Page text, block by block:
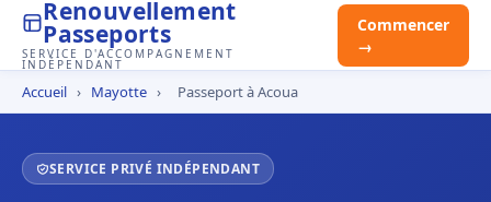
Renouvellement
Passeports
SERVICE D'ACCOMPAGNEMENT
INDÉPENDANT
Commencer
→
Accueil › Mayotte › Passeport à Acoua
SERVICE PRIVÉ INDÉPENDANT